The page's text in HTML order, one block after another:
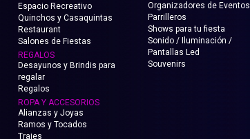
Espacio Recreativo
Quinchos y Casaquintas
Restaurant
Salones de Fiestas
REGALOS
Desayunos y Brindis para
regalar
Regalos
ROPA Y ACCESORIOS
Alianzas y Joyas
Ramos y Tocados
Trajes
Organizadores de Eventos
Parrilleros
Shows para tu fiesta
Sonido / Iluminación /
Pantallas Led
Souvenirs